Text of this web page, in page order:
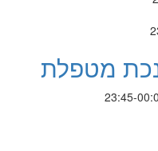
מטפלת